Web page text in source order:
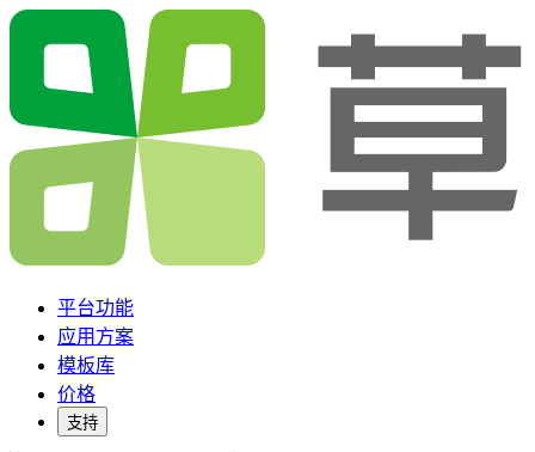
平台功能
应用方案
模板库
价格
支持